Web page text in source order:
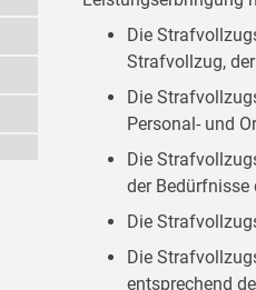
Die
Strafvollzug,
Die
Personal- und
Die
der Bedürfnisse
Die
Die
entsprechend